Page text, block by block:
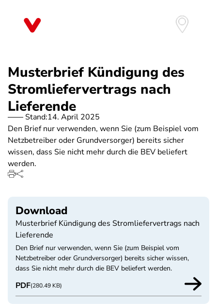
Musterbrief Kündigung des
Stromliefervertrags nach
Lieferende
Stand:14. April 2025
Den Brief nur verwenden, wenn Sie (zum Beispiel vom
Netzbetreiber oder Grundversorger) bereits sicher
wissen, dass Sie nicht mehr durch die BEV beliefert
werden.
Download
Musterbrief Kündigung des Stromliefervertrags nach
Lieferende
Den Brief nur verwenden, wenn Sie (zum Beispiel vom
Netzbetreiber oder Grundversorger) bereits sicher wissen,
dass Sie nicht mehr durch die BEV beliefert werden.
PDF(280.49 KB)